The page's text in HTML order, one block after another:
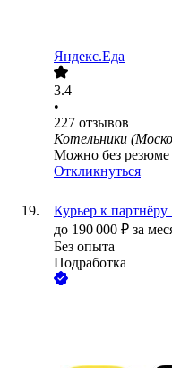
Яндекс.Еда
3.4
•
227 отзывов
Котельники
Можно без резюме
Откликнуться
Курьер к
до 190 000 ₽ за
Без опыта
Подработка